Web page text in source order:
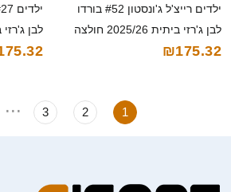
ילדים רייצ'ל ג'ונסטון #52 בורדו
לבן ג'רזי ביתית 2025/26 חולצה
קצרה
₪175.32
קצרה
1
2
3
...